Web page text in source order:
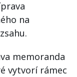
na
memoranda
vytvorí rámec